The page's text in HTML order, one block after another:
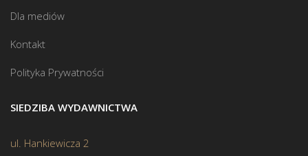
Dla mediów
Kontakt
Polityka Prywatności
SIEDZIBA WYDAWNICTWA
ul. Hankiewicza 2